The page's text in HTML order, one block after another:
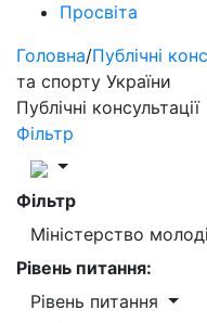
Просвіта
Головна/Публічні
та спорту України
Публічні консультації
Фільтр
Фільтр
Міністерство
Рівень питання:
Рівень питання